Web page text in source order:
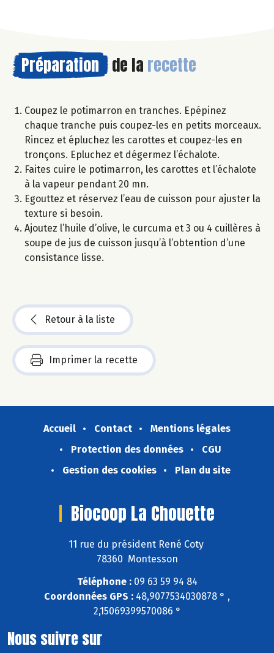
Préparation de la recette
Coupez le potimarron en tranches. Epépinez
chaque tranche puis coupez-les en petits morceaux.
Rincez et épluchez les carottes et coupez-les en
tronçons. Epluchez et dégermez l’échalote.
Faites cuire le potimarron, les carottes et l’échalote
à la vapeur pendant 20 mn.
Egouttez et réservez l’eau de cuisson pour ajuster la
texture si besoin.
Ajoutez l’huile d’olive, le curcuma et 3 ou 4 cuillères à
soupe de jus de cuisson jusqu’à l’obtention d’une
consistance lisse.
Retour à la liste
Imprimer la recette
Accueil Contact
Mentions légales
Protection des données
CGU
Gestion des cookies
Plan du site
Biocoop La Chouette
11 rue du président René Coty
78360 Montesson
Téléphone :09 63 59 94 84
Coordonnées GPS : 48,9077534030878 ° ,
2,15069399570086 °
Nous suivre sur